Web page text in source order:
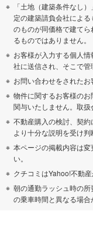
「土地（建築条件なし
定の建築請負会社によ
のものが同価格で建て
るものではありません。
お客様が入力する個人
社に送信され、そこで管
お問い合わせをされたお
物件に関するお客様の
関与いたしません。取扱
不動産購入の検討、契
より十分な説明を受け判
本ページの掲載内容は
い。
クチコミはYahoo!不動
朝の通勤ラッシュ時の
の乗車時間と異なる場合